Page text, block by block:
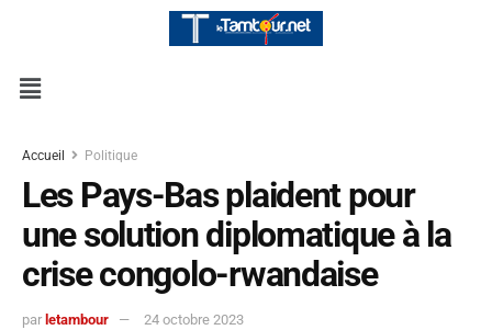
Accueil Politique
Les Pays-Bas plaident pour
une solution diplomatique à la
crise congolo-rwandaise
par letambour 24 octobre 2023